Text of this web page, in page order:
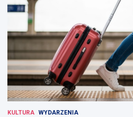
KULTURA WYDARZENIA